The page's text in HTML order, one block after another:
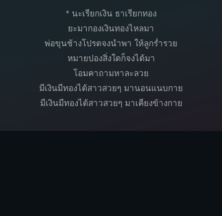
* นะเรียกเงิน ธาเรียกทอง
ยะมากองเงินทองไหลมา
พ่อขุนช้างโปรดจงนำพา ให้ลูกร่ำรวย
หมายปองสิ่งใดก็จงได้มา
โอมคาถามหาละลวย
มีเงินมีทองได้สาวสวยๆ มานอนแนบกาย
มีเงินมีทองได้สาวสวยๆ มาเคียงข้างกาย